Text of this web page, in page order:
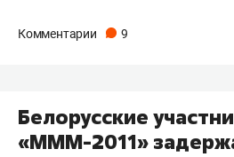
Комментарии 9
Белорусские
«МММ-2011»